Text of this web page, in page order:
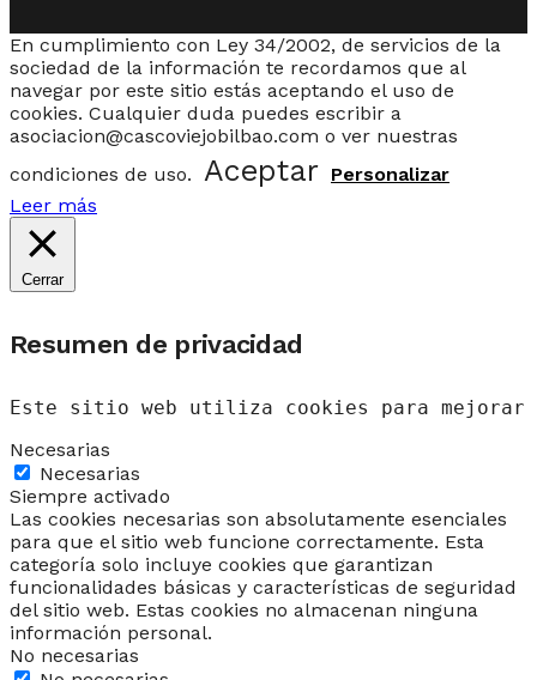
En cumplimiento con Ley 34/2002, de servicios de la
sociedad de la información te recordamos que al
navegar por este sitio estás aceptando el uso de
cookies. Cualquier duda puedes escribir a
asociacion@cascoviejobilbao.com o ver nuestras
condiciones de uso. Aceptar Personalizar
Leer más
Cerrar
Resumen de privacidad
Este sitio web utiliza cookies para mejorar
Necesarias
Necesarias
Siempre activado
Las cookies necesarias son absolutamente esenciales
para que el sitio web funcione correctamente. Esta
categoría solo incluye cookies que garantizan
funcionalidades básicas y características de seguridad
del sitio web. Estas cookies no almacenan ninguna
información personal.
No necesarias